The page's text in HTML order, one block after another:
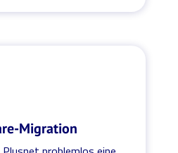
Migration